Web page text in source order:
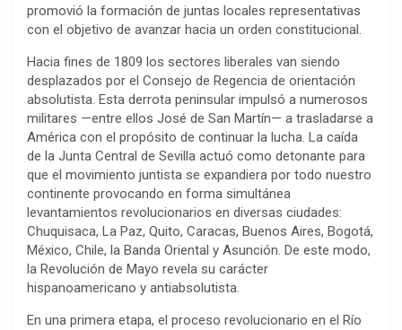
promovió la formación de juntas locales representativas
con el objetivo de avanzar hacia un orden constitucional.
Hacia fines de 1809 los sectores liberales van siendo
desplazados por el Consejo de Regencia de orientación
absolutista. Esta derrota peninsular impulsó a numerosos
militares —entre ellos José de San Martín— a trasladarse a
América con el propósito de continuar la lucha. La caída
de la Junta Central de Sevilla actuó como detonante para
que el movimiento juntista se expandiera por todo nuestro
continente provocando en forma simultánea
levantamientos revolucionarios en diversas ciudades:
Chuquisaca, La Paz, Quito, Caracas, Buenos Aires, Bogotá,
México, Chile, la Banda Oriental y Asunción. De este modo,
la Revolución de Mayo revela su carácter
hispanoamericano y antiabsolutista.
En una primera etapa, el proceso revolucionario en el Río